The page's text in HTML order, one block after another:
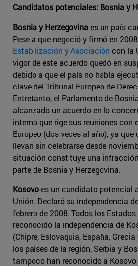
Candidatos potenciales: Bosnia y
Bosnia y Herzegovinaes un país
Pese a que negoció y firmó en
Estabilización y Asociación con la
vigor de este acuerdo quedó en
debido a que el país no había
clave del Tribunal Europeo de
Entretanto, el Parlamento de
alcanzado un acuerdo en lo
interno que rige sus reuniones con
Europeo (dos veces al año), ya que
llevan sin celebrarse desde
situación constituye una
parte de Bosnia y Herzegovina.
Kosovoes un candidato potencial
Unión. Declaró su independencia
febrero de 2008. Todos los
reconocido la independencia de
(Chipre, Eslovaquia, España,
los países de la región, Serbia y
tampoco han reconocido a